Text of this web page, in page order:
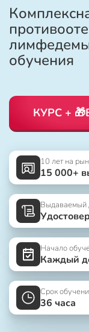
обучения
КУРС +
10 лет на
15 000+
Выдаваемый
Начало
Каждый
Срок
36 часа